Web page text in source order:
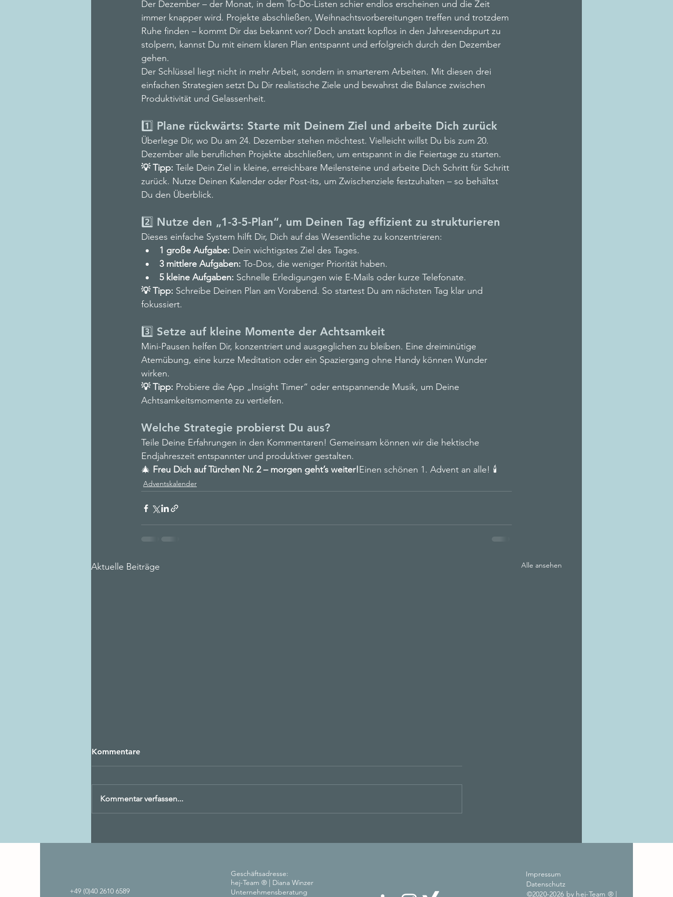
Workplace Transformation Leadership
Desk-Sharing Workplace Transformation Female Empowerment
Der Dezember – der Monat, in dem To-Do-Listen schier endlos erscheinen und die Zeit
immer knapper wird. Projekte abschließen, Weihnachtsvorbereitungen treffen und trotzdem
Ruhe finden – kommt Dir das bekannt vor? Doch anstatt kopflos in den Jahresendspurt zu
stolpern, kannst Du mit einem klaren Plan entspannt und erfolgreich durch den Dezember
gehen.
Der Schlüssel liegt nicht in mehr Arbeit, sondern in smarterem Arbeiten. Mit diesen drei
einfachen Strategien setzt Du Dir realistische Ziele und bewahrst die Balance zwischen
Produktivität und Gelassenheit.
1️⃣ Plane rückwärts: Starte mit Deinem Ziel und arbeite Dich zurück
Überlege Dir, wo Du am 24. Dezember stehen möchtest. Vielleicht willst Du bis zum 20.
Dezember alle beruflichen Projekte abschließen, um entspannt in die Feiertage zu starten.
💡 Tipp: Teile Dein Ziel in kleine, erreichbare Meilensteine und arbeite Dich Schritt für Schritt
zurück. Nutze Deinen Kalender oder Post-its, um Zwischenziele festzuhalten – so behältst
Du den Überblick.
2️⃣ Nutze den „1-3-5-Plan“, um Deinen Tag effizient zu strukturieren
Dieses einfache System hilft Dir, Dich auf das Wesentliche zu konzentrieren:
1 große Aufgabe: Dein wichtigstes Ziel des Tages.
3 mittlere Aufgaben: To-Dos, die weniger Priorität haben.
5 kleine Aufgaben: Schnelle Erledigungen wie E-Mails oder kurze Telefonate.
💡 Tipp: Schreibe Deinen Plan am Vorabend. So startest Du am nächsten Tag klar und
fokussiert.
3️⃣ Setze auf kleine Momente der Achtsamkeit
Mini-Pausen helfen Dir, konzentriert und ausgeglichen zu bleiben. Eine dreiminütige
Atemübung, eine kurze Meditation oder ein Spaziergang ohne Handy können Wunder
wirken.
💡 Tipp: Probiere die App „Insight Timer“ oder entspannende Musik, um Deine
Achtsamkeitsmomente zu vertiefen.
Welche Strategie probierst Du aus?
Teile Deine Erfahrungen in den Kommentaren! Gemeinsam können wir die hektische
Endjahreszeit entspannter und produktiver gestalten.
🎄 Freu Dich auf Türchen Nr. 2 – morgen geht’s weiter!Einen schönen 1. Advent an alle! 🕯️
Adventskalender
Aktuelle Beiträge Alle ansehen
Dir Mut für 2025
Heiligabend – hier kommt
Advent: Zeit für unsere
Kommentare
Kommentar verfassen...
+49 (0)40 2610 6589
Geschäftsadresse:
hej-Team ® | Diana Winzer
Unternehmensberatung
Impressum
Datenschutz
©2020-2026 by hej-Team ® |